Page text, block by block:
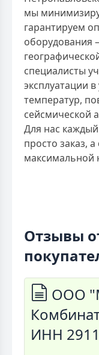
мы
гарантируем
оборудования
специалисты
эксплуатации
температур,
сейсмической
Для нас
просто заказ,
максимальной
Отзывы
ООО
ИНН